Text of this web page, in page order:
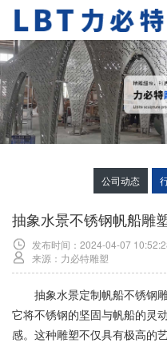
公司动态
抽象水景不锈钢帆船雕
发布时间：2024-04-07
来源：力必特雕塑
抽象水景定制帆船不锈钢雕
它将不锈钢的坚固与帆船的灵
感。这种雕塑不仅具有极高的